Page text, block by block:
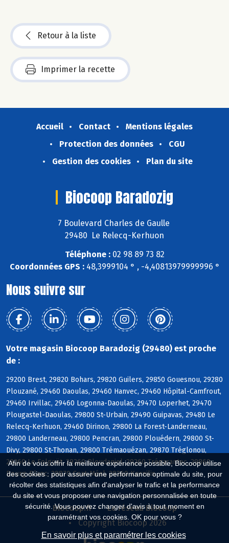
Afin de vous offrir la meilleure expérience possible, Biocoop utilise
des cookies : pour assurer une performance optimale du site, pour
récolter des statistiques afin d'analyser le trafic et la performance
du site et vous proposer une navigation personnalisée en toute
sécurité. Vous pouvez changer d'avis à tout moment en
paramétrant vos cookies. OK pour vous ?
En savoir plus et paramétrer les cookies
Retour à la liste
Imprimer la recette
Accueil Contact
Mentions légales
Protection des données
CGU
Gestion des cookies
Plan du site
Biocoop Baradozig
7 Boulevard Charles de Gaulle
29480 Le Relecq-Kerhuon
Téléphone :02 98 89 73 82
Coordonnées GPS :48,3999104 ° , -4,40813979999996 °
Nous suivre sur
Votre magasin Biocoop Baradozig (29480) est proche
de :
29200 Brest, 29820 Bohars, 29820 Guilers, 29850 Gouesnou, 29280
Plouzané, 29460 Daoulas, 29460 Hanvec, 29460 Hôpital-Camfrout,
29460 Irvillac, 29460 Logonna-Daoulas, 29470 Loperhet, 29470
Plougastel-Daoulas, 29800 St-Urbain, 29490 Guipavas, 29480 Le
Relecq-Kerhuon, 29460 Dirinon, 29800 La Forest-Landerneau,
29800 Landerneau, 29800 Pencran, 29800 Plouédern, 29800 St-
Divy, 29800 St-Thonan, 29800 Trémaouézan, 29870 Tréglonou,
29260 Le Folgoët, 29260 Ploudaniel, 29260 Trégarantec, 29860
Bourg-Blanc, 29870 Coat-Méal, 29260 Kernilis
Biocoop.fr
Le réseau Biocoop
Copyright Biocoop 2026